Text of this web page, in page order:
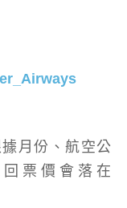
月份、航空公
票價會落在